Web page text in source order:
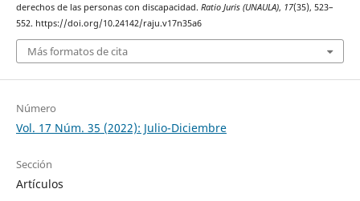
derechos de las personas con discapacidad. Ratio Juris (UNAULA), 17(35), 523–
552. https://doi.org/10.24142/raju.v17n35a6
Más formatos de cita
Número
Vol. 17 Núm. 35 (2022): Julio-Diciembre
Sección
Artículos